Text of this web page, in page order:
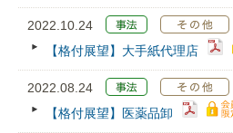
2022.10.24
【格付展望】大手紙代理店
2022.08.24
【格付展望】医薬品卸